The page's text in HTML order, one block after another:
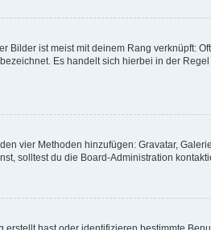
ist meist mit deinem Rang verknüpft:
Es handelt sich hierbei in der
vier Methoden hinzufügen: Gravatar,
solltest du die Board-Administration